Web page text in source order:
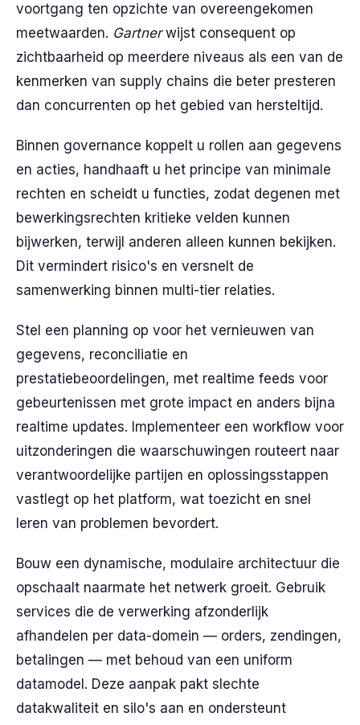
voortgang ten opzichte van overeengekomen
meetwaarden. Gartnerwijst consequent op
zichtbaarheid op meerdere niveaus als een van de
kenmerken van supply chains die beter presteren
dan concurrenten op het gebied van hersteltijd.
Binnen governance koppelt u rollen aan gegevens
en acties, handhaaft u het principe van minimale
rechten en scheidt u functies, zodat degenen met
bewerkingsrechten kritieke velden kunnen
bijwerken, terwijl anderen alleen kunnen bekijken.
Dit vermindert risico's en versnelt de
samenwerking binnen multi-tier relaties.
Stel een planning op voor het vernieuwen van
gegevens, reconciliatie en
prestatiebeoordelingen, met realtime feeds voor
gebeurtenissen met grote impact en anders bijna
realtime updates. Implementeer een workflow voor
uitzonderingen die waarschuwingen routeert naar
verantwoordelijke partijen en oplossingsstappen
vastlegt op het platform, wat toezicht en snel
leren van problemen bevordert.
Bouw een dynamische, modulaire architectuur die
opschaalt naarmate het netwerk groeit. Gebruik
services die de verwerking afzonderlijk
afhandelen per data-domein — orders, zendingen,
betalingen — met behoud van een uniform
datamodel. Deze aanpak pakt slechte
datakwaliteit en silo's aan en ondersteunt